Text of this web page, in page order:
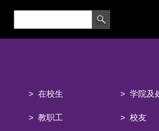
在校生 学院及
教职工 校友